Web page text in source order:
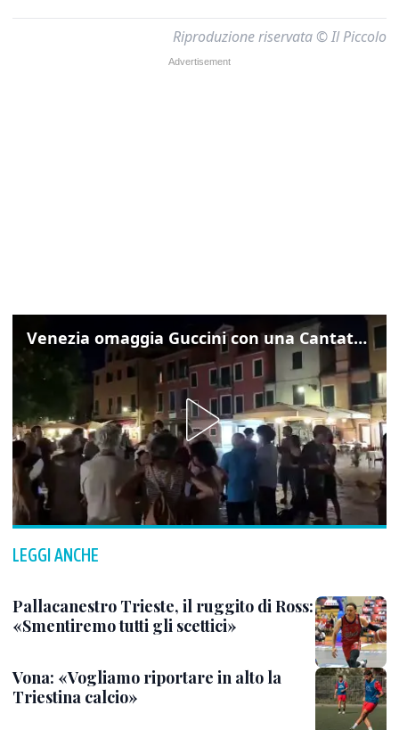
Riproduzione riservata © Il Piccolo
Venezia omaggia Guccini con una Cantata Anarchica in campo Santa Margherita
LEGGI ANCHE
Pallacanestro Trieste, il ruggito di Ross:
«Smentiremo tutti gli scettici»
Vona: «Vogliamo riportare in alto la
Triestina calcio»